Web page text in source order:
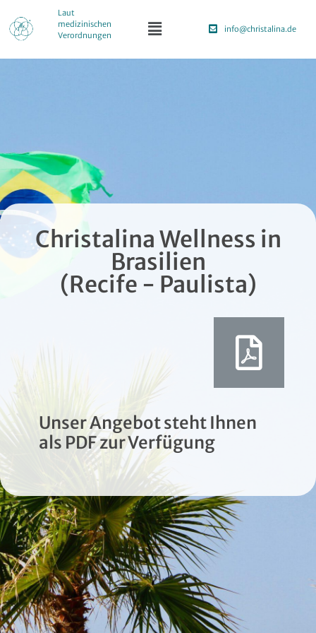
Laut
medizinischen
Verordnungen
info@christalina.de
Christalina Wellness in
Brasilien
(Recife - Paulista)
Unser Angebot steht Ihnen
als PDF zur Verfügung